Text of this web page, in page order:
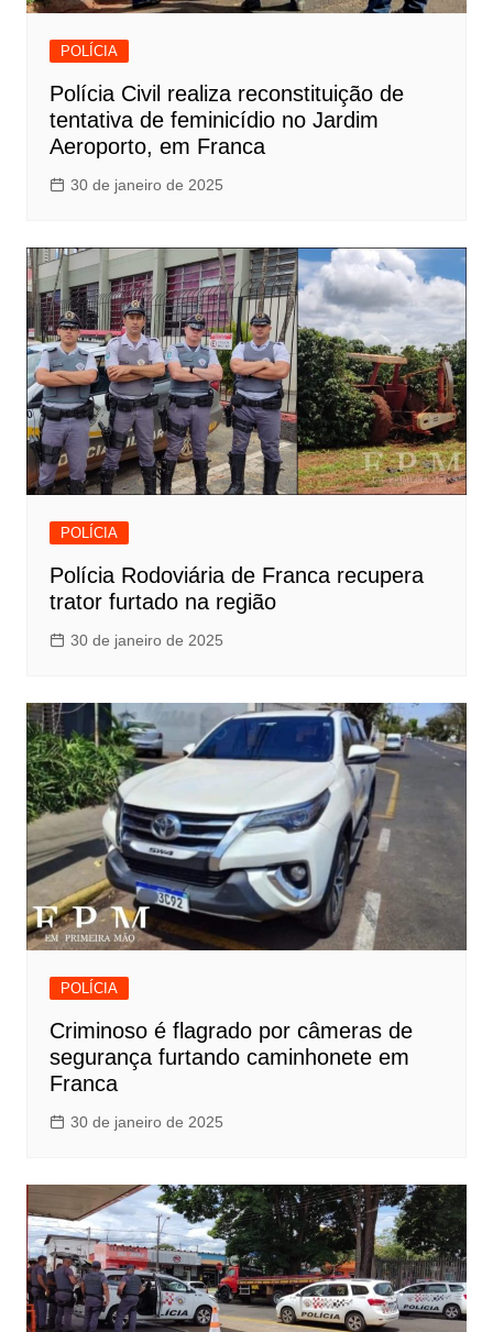
POLÍCIA
Polícia Civil realiza reconstituição de
tentativa de feminicídio no Jardim
Aeroporto, em Franca
30 de janeiro de 2025
POLÍCIA
Polícia Rodoviária de Franca recupera
trator furtado na região
30 de janeiro de 2025
POLÍCIA
Criminoso é flagrado por câmeras de
segurança furtando caminhonete em
Franca
30 de janeiro de 2025